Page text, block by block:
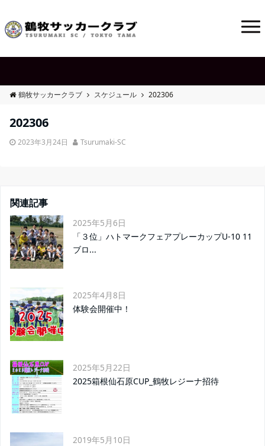
鶴牧サッカークラブ スケジュール 202306
202306
2023年3月24日 Tsurumaki-SC
関連記事
2025年5月6日
「３位」ハトマークフェアプレーカップU-10 11
ブロ...
2025年4月8日
体験会開催中！
2025年5月22日
2025箱根仙石原CUP_鶴牧レジーナ招待
2019年5月10日